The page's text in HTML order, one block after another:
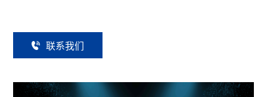
联系我们